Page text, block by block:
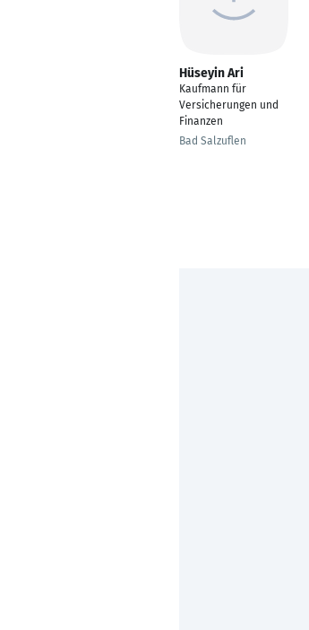
Hüseyin Ari
Kaufmann für
Versicherungen und
Finanzen
Bad Salzuflen